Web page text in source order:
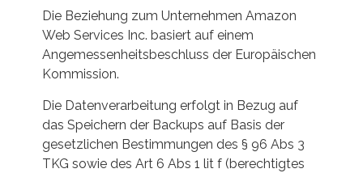
Die Beziehung zum Unternehmen Amazon
Web Services Inc. basiert auf einem
Angemessenheitsbeschluss der Europäischen
Kommission.
Die Datenverarbeitung erfolgt in Bezug auf
das Speichern der Backups auf Basis der
gesetzlichen Bestimmungen des § 96 Abs 3
TKG sowie des Art 6 Abs 1 lit f (berechtigtes